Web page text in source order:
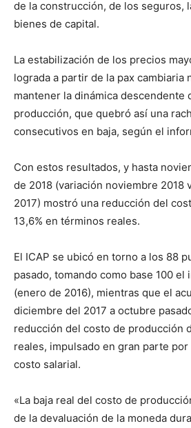
de la construcción, de los seguros,
bienes de capital.
La estabilización de los precios
lograda a partir de la pax cambiaria
mantener la dinámica descendente
producción, que quebró así una
consecutivos en baja, según el
Con estos resultados, y hasta
de 2018 (variación noviembre 2018
2017) mostró una reducción del
13,6% en términos reales.
El ICAP se ubicó en torno a los 88
pasado, tomando como base 100 el
(enero de 2016), mientras que el
diciembre del 2017 a octubre
reducción del costo de producción
reales, impulsado en gran parte
costo salarial.
«La baja real del costo de
de la devaluación de la moneda